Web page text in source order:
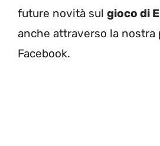
future novità sul gioco di
anche attraverso la nostra
Facebook.